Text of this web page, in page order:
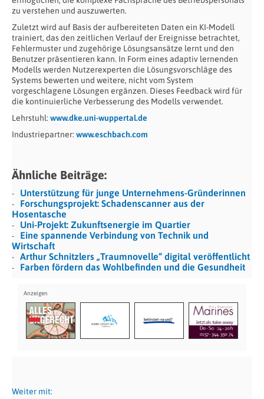
zu verstehen und auszuwerten.
Zuletzt wird auf Basis der aufbereiteten Daten ein KI-Modell
trainiert, das den zeitlichen Verlauf der Ereignisse betrachtet,
Fehlermuster und zugehörige Lösungsansätze lernt und den
Benutzer präsentieren kann. In Form eines adaptiv lernenden
Modells werden Nutzerexperten die Lösungsvorschläge des
Systems bewerten und weitere, nicht vom System
vorgeschlagene Lösungen ergänzen. Dieses Feedback wird für
die kontinuierliche Verbesserung des Modells verwendet.
Lehrstuhl: www.dke.uni-wuppertal.de
Industriepartner: www.eschbach.com
Ähnliche Beiträge:
Unterstützung für junge Unternehmens-Gründerinnen
Forschungsprojekt: Schadenscanner aus der
Hosentasche
Uni-Projekt: Zukunftsenergie im Quartier
Eine spannende Verbindung von Technik und
Wirtschaft
Arthur Schnitzlers „Traumnovelle“ digital veröffentlicht
Farben fördern das Wohlbefinden und die Gesundheit
Weiter mit: